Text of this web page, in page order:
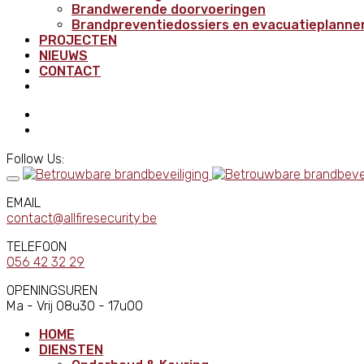
Brandwerende doorvoeringen
Brandpreventiedossiers en
PROJECTEN
NIEUWS
CONTACT
Follow Us:
EMAIL
contact@allfiresecurity.be
TELEFOON
056 42 32 29
OPENINGSUREN
Ma - Vrij 08u30 - 17u00
HOME
DIENSTEN